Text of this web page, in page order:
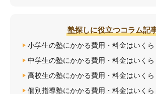
塾探しに役立つコラム記
小学生の塾にかかる費用・料金はいくら
中学生の塾にかかる費用・料金はいくら
高校生の塾にかかる費用・料金はいくら
個別指導塾にかかる費用・料金はいくら